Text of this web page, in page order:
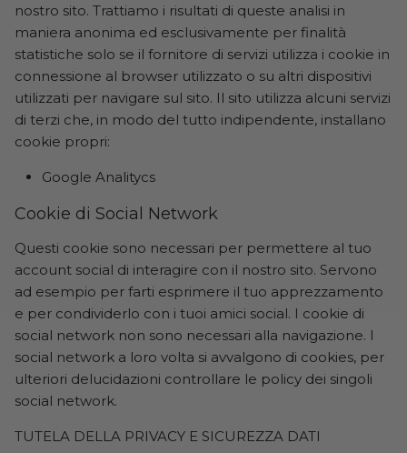
nostro sito. Trattiamo i risultati di queste analisi in
maniera anonima ed esclusivamente per finalità
statistiche solo se il fornitore di servizi utilizza i cookie in
connessione al browser utilizzato o su altri dispositivi
utilizzati per navigare sul sito. Il sito utilizza alcuni servizi
di terzi che, in modo del tutto indipendente, installano
cookie propri:
Google Analitycs
Cookie di Social Network
Questi cookie sono necessari per permettere al tuo
account social di interagire con il nostro sito. Servono
ad esempio per farti esprimere il tuo apprezzamento
e per condividerlo con i tuoi amici social. I cookie di
social network non sono necessari alla navigazione. I
social network a loro volta si avvalgono di cookies, per
ulteriori delucidazioni controllare le policy dei singoli
social network.
TUTELA DELLA PRIVACY E SICUREZZA DATI